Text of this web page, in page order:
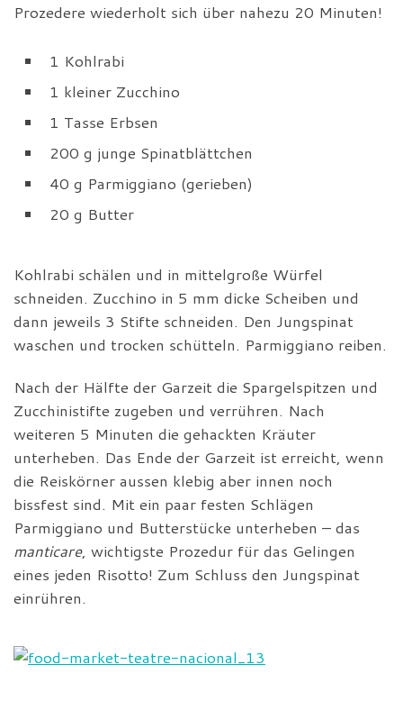
Prozedere wiederholt sich über nahezu 20 Minuten!
1 Kohlrabi
1 kleiner Zucchino
1 Tasse Erbsen
200 g junge Spinatblättchen
40 g Parmiggiano (gerieben)
20 g Butter
Kohlrabi schälen und in mittelgroße Würfel
schneiden. Zucchino in 5 mm dicke Scheiben und
dann jeweils 3 Stifte schneiden. Den Jungspinat
waschen und trocken schütteln. Parmiggiano reiben.
Nach der Hälfte der Garzeit die Spargelspitzen und
Zucchinistifte zugeben und verrühren. Nach
weiteren 5 Minuten die gehackten Kräuter
unterheben. Das Ende der Garzeit ist erreicht, wenn
die Reiskörner aussen klebig aber innen noch
bissfest sind. Mit ein paar festen Schlägen
Parmiggiano und Butterstücke unterheben – das
manticare, wichtigste Prozedur für das Gelingen
eines jeden Risotto! Zum Schluss den Jungspinat
einrühren.